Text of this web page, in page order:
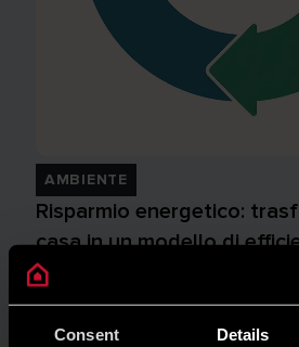
Consent Details
AMBIENTE
Risparmio energetico:
casa in un modello di